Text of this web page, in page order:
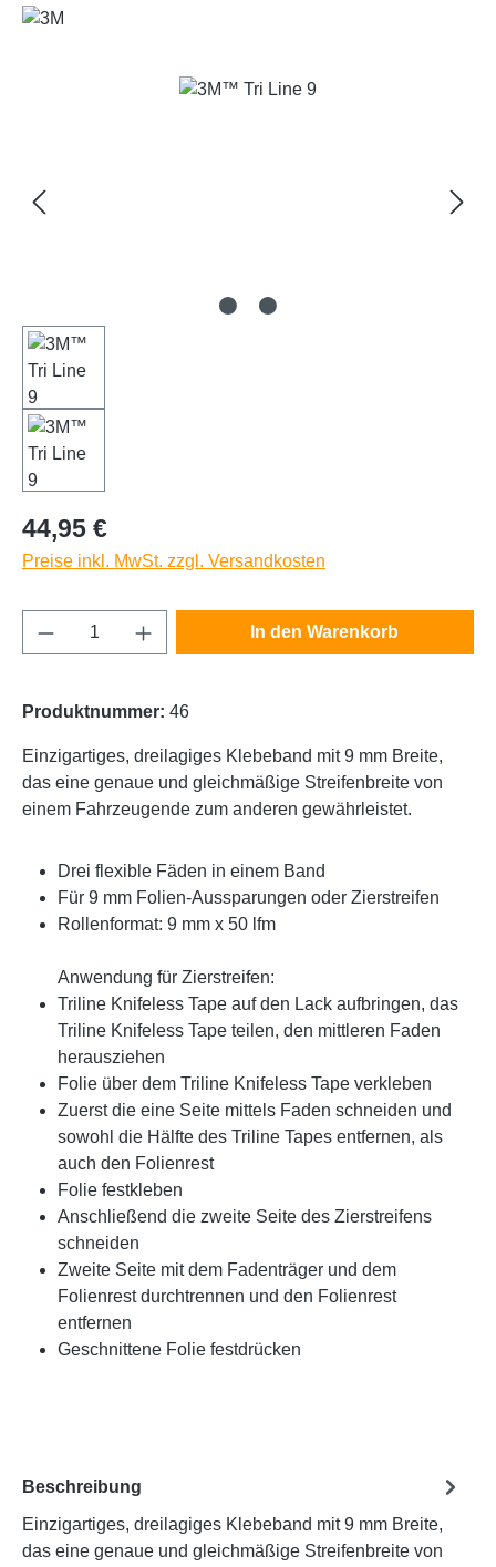
Bildergalerie überspringen
Regulärer Preis:
44,95 €
Preise inkl. MwSt. zzgl. Versandkosten
Produkt Anzahl: Gib den gewünschten
In den Warenkorb
Produktnummer: 46
Einzigartiges, dreilagiges Klebeband mit 9 mm Breite,
das eine genaue und gleichmäßige Streifenbreite von
einem Fahrzeugende zum anderen gewährleistet.
Drei flexible Fäden in einem Band
Für 9 mm Folien-Aussparungen oder Zierstreifen
Rollenformat: 9 mm x 50 lfm
Anwendung für Zierstreifen:
Triline Knifeless Tape auf den Lack aufbringen, das
Triline Knifeless Tape teilen, den mittleren Faden
herausziehen
Folie über dem Triline Knifeless Tape verkleben
Zuerst die eine Seite mittels Faden schneiden und
sowohl die Hälfte des Triline Tapes entfernen, als
auch den Folienrest
Folie festkleben
Anschließend die zweite Seite des Zierstreifens
schneiden
Zweite Seite mit dem Fadenträger und dem
Folienrest durchtrennen und den Folienrest
entfernen
Geschnittene Folie festdrücken
Beschreibung
Einzigartiges, dreilagiges Klebeband mit 9 mm Breite,
das eine genaue und gleichmäßige Streifenbreite von